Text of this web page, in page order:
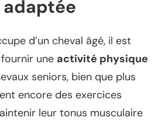
d’un cheval âgé, il est
une activité physique
seniors, bien que plus
encore des exercices
leur tonus musculaire